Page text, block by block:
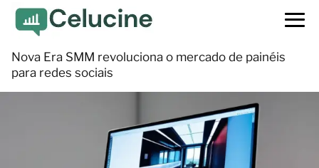
Nova Era SMM revoluciona o mercado de painéis
para redes sociais